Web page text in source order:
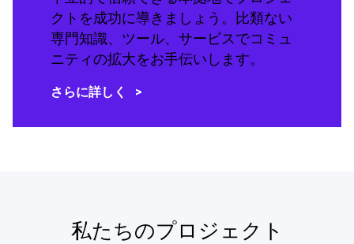
クトを成功に導きましょう。比類ない
専門知識、ツール、サービスでコミュ
ニティの拡大をお手伝いします。
さらに詳しく
私たちのプロジェクト